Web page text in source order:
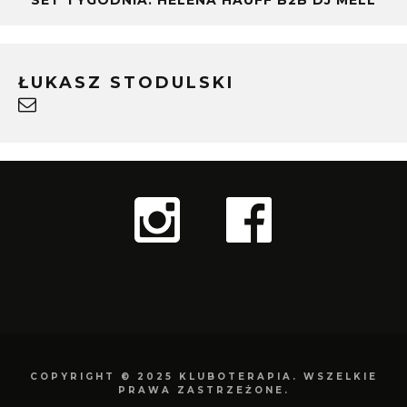
ŁUKASZ STODULSKI
COPYRIGHT © 2025 KLUBOTERAPIA. WSZELKIE
PRAWA ZASTRZEŻONE.